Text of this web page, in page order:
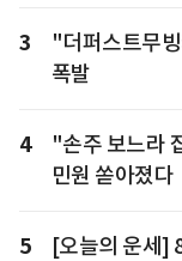
3
"더퍼스트무
폭발
4
"손주 보느라
민원 쏟아졌다
5 [오늘의 운세]